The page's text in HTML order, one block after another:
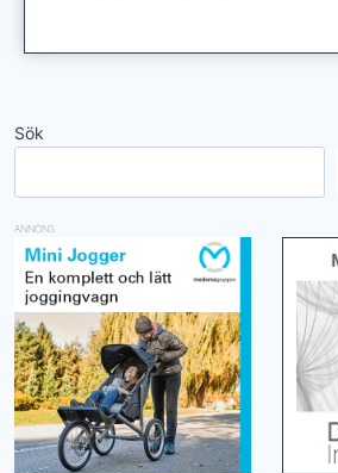
Sök
ANNONS